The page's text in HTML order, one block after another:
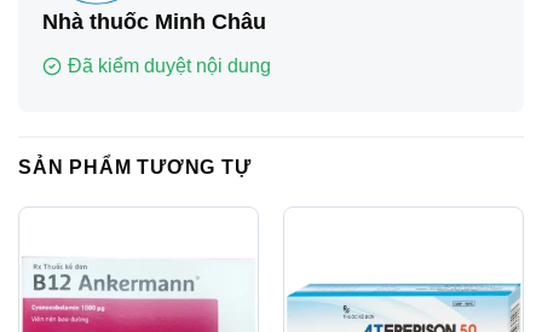
Nhà thuốc Minh Châu
Đã kiểm duyệt nội dung
SẢN PHẨM TƯƠNG TỰ